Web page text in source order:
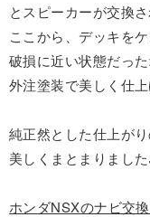
とスピーカーが交換さ
ここから、デッキを
破損に近い状態だっ
外注塗装で美しく仕上
純正然とした仕上が
美しくまとまりまし
ホンダNSXのナビ交